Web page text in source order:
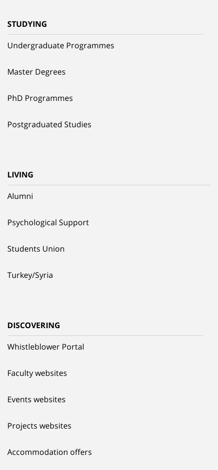
STUDYING
Undergraduate Programmes
Master Degrees
PhD Programmes
Postgraduated Studies
LIVING
Alumni
Psychological Support
Students Union
Turkey/Syria
DISCOVERING
Whistleblower Portal
Faculty websites
Events websites
Projects websites
Accommodation offers